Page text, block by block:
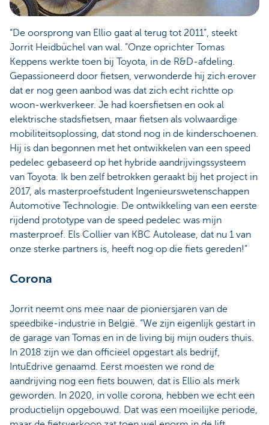
“De oorsprong van Ellio gaat al terug tot 2011”, steekt
Jorrit Heidbüchel van wal. ”Onze oprichter Tomas
Keppens werkte toen bij Toyota, in de R&D-afdeling.
Gepassioneerd door fietsen, verwonderde hij zich erover
dat er nog geen aanbod was dat zich echt richtte op
woon-werkverkeer. Je had koersfietsen en ook al
elektrische stadsfietsen, maar fietsen als volwaardige
mobiliteitsoplossing, dat stond nog in de kinderschoenen.
Hij is dan begonnen met het ontwikkelen van een speed
pedelec gebaseerd op het hybride aandrijvingssysteem
van Toyota. Ik ben zelf betrokken geraakt bij het project in
2017, als masterproefstudent Ingenieurswetenschappen
Automotive Technologie. De ontwikkeling van een eerste
rijdend prototype van de speed pedelec was mijn
masterproef. Els Collier van KBC Autolease, dat nu 1 van
onze sterke partners is, heeft nog op die fiets gereden!”
Corona
Jorrit neemt ons mee naar de pioniersjaren van de
speedbike-industrie in België. “We zijn eigenlijk gestart in
de garage van Tomas en in de living bij mijn ouders thuis.
In 2018 zijn we dan officieel opgestart als bedrijf,
IntuEdrive genaamd. Eerst moesten we rond de
aandrijving nog een fiets bouwen, dat is Ellio als merk
geworden. In 2020, in volle corona, hebben we echt een
productielijn opgebouwd. Dat was een moeilijke periode,